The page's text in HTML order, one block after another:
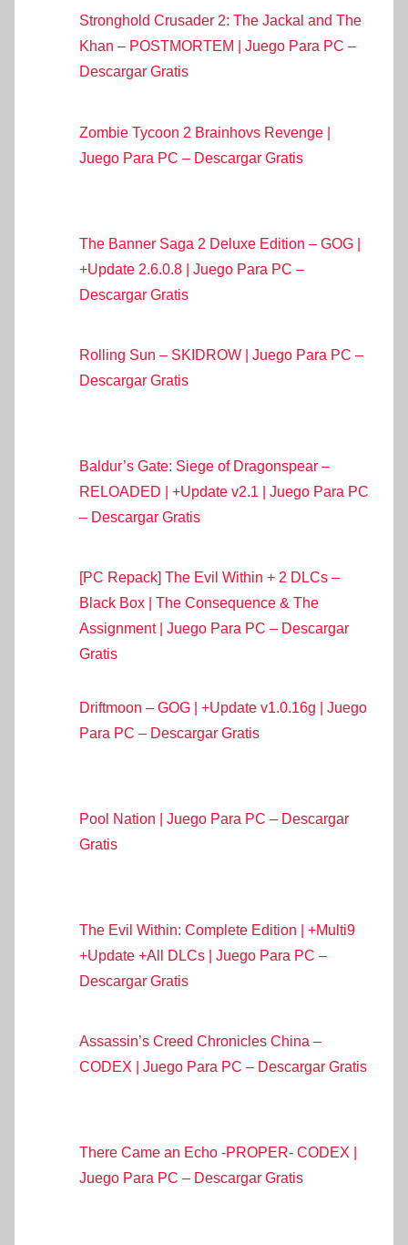
Stronghold Crusader 2: The Jackal and The
Khan – POSTMORTEM | Juego Para PC –
Descargar Gratis
Zombie Tycoon 2 Brainhovs Revenge |
Juego Para PC – Descargar Gratis
The Banner Saga 2 Deluxe Edition – GOG |
+Update 2.6.0.8 | Juego Para PC –
Descargar Gratis
Rolling Sun – SKIDROW | Juego Para PC –
Descargar Gratis
Baldur’s Gate: Siege of Dragonspear –
RELOADED | +Update v2.1 | Juego Para PC
– Descargar Gratis
[PC Repack] The Evil Within + 2 DLCs –
Black Box | The Consequence & The
Assignment | Juego Para PC – Descargar
Gratis
Driftmoon – GOG | +Update v1.0.16g | Juego
Para PC – Descargar Gratis
Pool Nation | Juego Para PC – Descargar
Gratis
The Evil Within: Complete Edition | +Multi9
+Update +All DLCs | Juego Para PC –
Descargar Gratis
Assassin’s Creed Chronicles China –
CODEX | Juego Para PC – Descargar Gratis
There Came an Echo -PROPER- CODEX |
Juego Para PC – Descargar Gratis